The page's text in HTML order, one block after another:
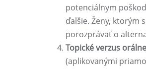
potenciálnym
ďalšie. Ženy, ktorým
porozprávať o
Topické verzus
(aplikovanými